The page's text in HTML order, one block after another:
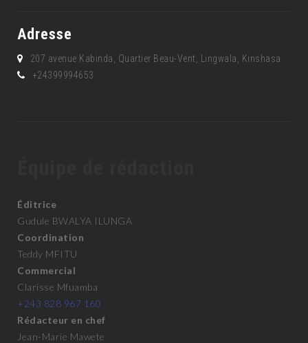
Adresse
207 avenue Kabinda, Quartier Beau-Vent, Lingwala, Kinshasa
+24399994653
Éditrice
Gudule BWALYA ILUNGA
Coordination
Teddy MFITU
Commercial
Clarisse Mfuamba
+243 828 967 160
Rédacteur en chef
Jean-Marie Mawete